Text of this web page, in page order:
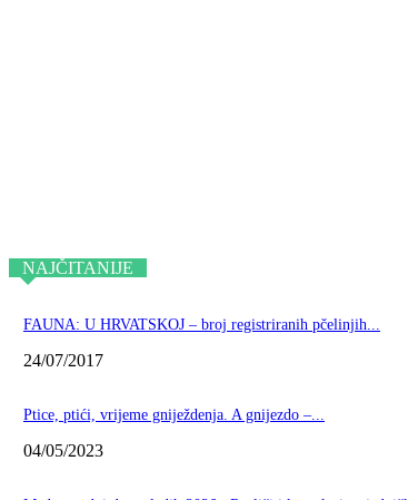
NAJČITANIJE
FAUNA: U HRVATSKOJ – broj registriranih pčelinjih...
24/07/2017
Ptice, ptići, vrijeme gniježdenja. A gnijezdo –...
04/05/2023